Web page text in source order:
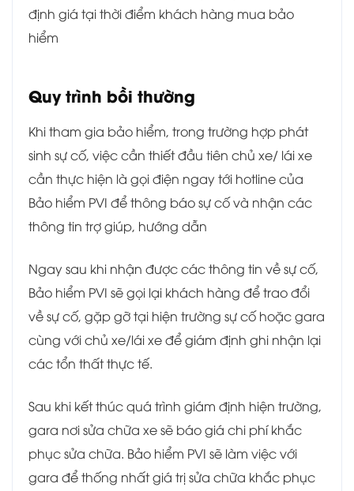
định giá tại thời điểm khách hàng mua bảo
hiểm
Quy trình bồi thường
Khi tham gia bảo hiểm, trong trường hợp phát
sinh sự cố, việc cần thiết đầu tiên chủ xe/ lái xe
cần thực hiện là gọi điện ngay tới hotline của
Bảo hiểm PVI để thông báo sự cố và nhận các
thông tin trợ giúp, hướng dẫn
Ngay sau khi nhận được các thông tin về sự cố,
Bảo hiểm PVI sẽ gọi lại khách hàng để trao đổi
về sự cố, gặp gỡ tại hiện trường sự cố hoặc gara
cùng với chủ xe/lái xe để giám định ghi nhận lại
các tổn thất thực tế.
Sau khi kết thúc quá trình giám định hiện trường,
gara nơi sửa chữa xe sẽ báo giá chi phí khắc
phục sửa chữa. Bảo hiểm PVI sẽ làm việc với
gara để thống nhất giá trị sửa chữa khắc phục